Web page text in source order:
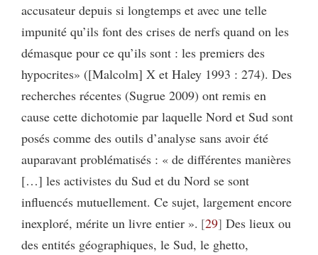
accusateur depuis si longtemps et avec une telle
impunité qu’ils font des crises de nerfs quand on les
démasque pour ce qu’ils sont : les premiers des
hypocrites» ([Malcolm] X et Haley 1993 : 274). Des
recherches récentes (Sugrue 2009) ont remis en
cause cette dichotomie par laquelle Nord et Sud sont
posés comme des outils d’analyse sans avoir été
auparavant problématisés : « de différentes manières
[…] les activistes du Sud et du Nord se sont
influencés mutuellement. Ce sujet, largement encore
inexploré, mérite un livre entier ». 29 Des lieux ou
des entités géographiques, le Sud, le ghetto,